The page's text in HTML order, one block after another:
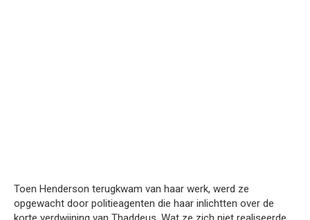
Toen Henderson terugkwam van haar werk, werd ze
opgewacht door politieagenten die haar inlichtten over de